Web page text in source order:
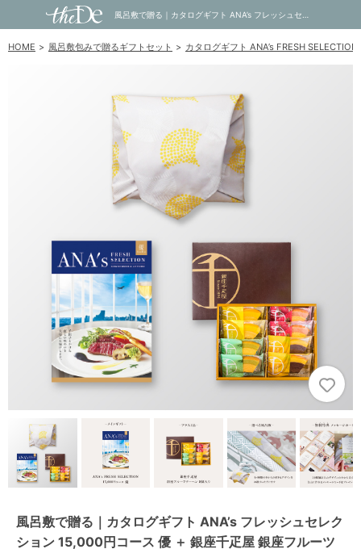
HOME 風呂敷包みで贈るギフトセット カタログギフト ANA’s FRESH
風呂敷で贈る｜カタログギフト ANA’s フレッシュセレク
ション 15,000円コース 優 ＋ 銀座千疋屋 銀座フルーツ